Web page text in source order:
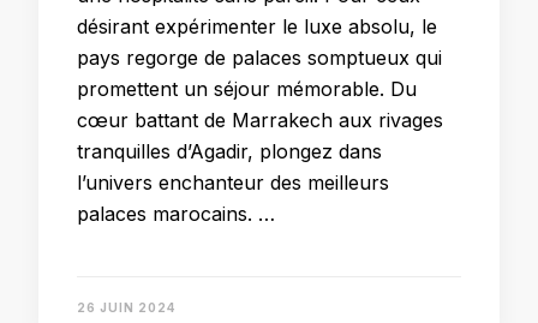
désirant expérimenter le luxe absolu, le
pays regorge de palaces somptueux qui
promettent un séjour mémorable. Du
cœur battant de Marrakech aux rivages
tranquilles d’Agadir, plongez dans
l’univers enchanteur des meilleurs
palaces marocains. …
26 JUIN 2024